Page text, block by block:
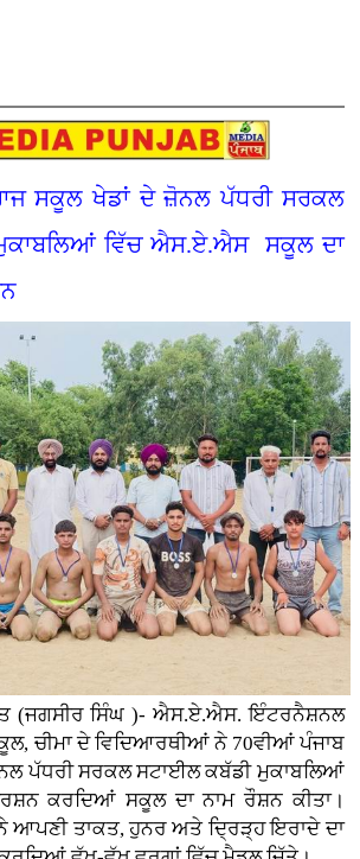
ਸਕੂਲ ਖੇਡਾਂ ਦੇ ਜ਼ੋਨਲ ਪੱਧਰੀ ਸਰਕਲ
ਵਿੱਚ ਐਸ.ਏ.ਐਸ ਸਕੂਲ ਦਾ
(ਜਗਸੀਰ ਸਿੰਘ )- ਐਸ.ਏ.ਐਸ. ਇੰਟਰਨੈਸ਼ਨਲ
ਚੀਮਾ ਦੇ ਵਿਦਿਆਰਥੀਆਂ ਨੇ 70ਵੀਆਂ ਪੰਜਾਬ
ਪੱਧਰੀ ਸਰਕਲ ਸਟਾਈਲ ਕਬੱਡੀ ਮੁਕਾਬਲਿਆਂ
ਕਰਦਿਆਂ ਸਕੂਲ ਦਾ ਨਾਮ ਰੌਸ਼ਨ ਕੀਤਾ।
ਆਪਣੀ ਤਾਕਤ, ਹੁਨਰ ਅਤੇ ਦ੍ਰਿੜ੍ਹ ਇਰਾਦੇ ਦਾ